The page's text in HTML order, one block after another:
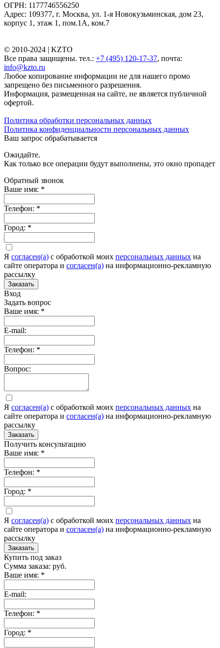
ОГРН: 1177746556250
Адрес: 109377, г. Москва, ул. 1-я Новокузьминская, дом 23,
корпус 1, этаж 1, пом.1А, ком.7
© 2010-2024 | KZTO
Все права защищены. тел.: +7 (495) 120-17-37, почта:
info@kzto.ru
Любое копирование информации не для нашего промо
запрещено без письменного разрешения.
Информация, размещенная на сайте, не является публичной
офертой.
Политика обработки персональных данных
Политика конфиденциальности персональных данных
Ваш запрос обрабатывается
Ожидайте.
Как только все операции будут выполнены, это окно пропадет
Обратный звонок
Ваше имя: *
Телефон: *
Город: *
Я согласен(а) c обработкой моих персональных данных на
сайте оператора и согласен(а) на информационно-рекламную
рассылку
Заказать
Вход
Задать вопрос
Ваше имя: *
E-mail:
Телефон: *
Вопрос:
Я согласен(а) c обработкой моих персональных данных на
сайте оператора и согласен(а) на информационно-рекламную
рассылку
Заказать
Получить консультацию
Ваше имя: *
Телефон: *
Город: *
Я согласен(а) c обработкой моих персональных данных на
сайте оператора и согласен(а) на информационно-рекламную
рассылку
Заказать
Купить под заказ
Сумма заказа: руб.
Ваше имя: *
E-mail:
Телефон: *
Город: *